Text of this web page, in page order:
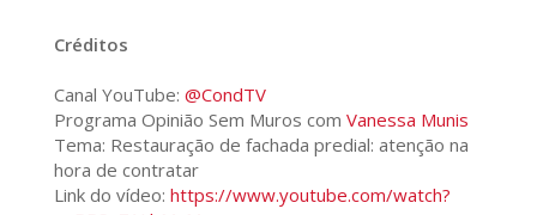
Créditos
Canal YouTube: @CondTV
Programa Opinião Sem Muros com Vanessa Munis
Tema: Restauração de fachada predial: atenção na
hora de contratar
Link do vídeo: https://www.youtube.com/watch?